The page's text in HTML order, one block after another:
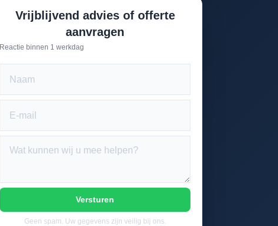
Vrijblijvend advies of offerte
aanvragen
Reactie binnen 1 werkdag
Versturen
Geen spam. Uw gegevens zijn veilig bij ons.